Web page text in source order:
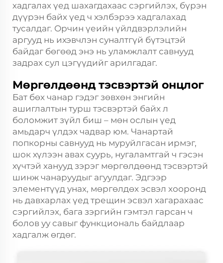
хадгалах үед шахагдахаас сэргийлэх, бүрэн
дүүрэн байх үед ч хэлбэрээ хадгалахад
тусалдаг. Орчин үеийн үйлдвэрлэлийн
аргууд нь ихэвчлэн суналтгүй бүтэцтэй
байдаг бөгөөд энэ нь уламжлалт савнууд
задрах сул цэгүүдийг арилгадаг.
Мөргөлдөөнд тэсвэртэй онцлог
Бат бөх чанар гэдэг зөвхөн энгийн
ашиглалтын турш тэсвэртэй байх л
боломжит зүйл биш – мөн ослын үед
амьдарч үлдэх чадвар юм. Чанартай
попкорны савнууд нь муруйлгасан ирмэг,
шок хүлээн авах суурь, нугаламтгай ч гэсэн
хүчтэй ханууд зэрэг мөргөлдөөнд тэсвэртэй
шинж чанаруудыг агуулдаг. Эдгээр
элементүүд унах, мөргөлдөх эсвэл хооронд
нь давхарлах үед трещин эсвэл хагарахаас
сэргийлэх, бага зэргийн гэмтэл гарсан ч
болов уу савыг функциональ байдлаар
хадгалж өгдөг.